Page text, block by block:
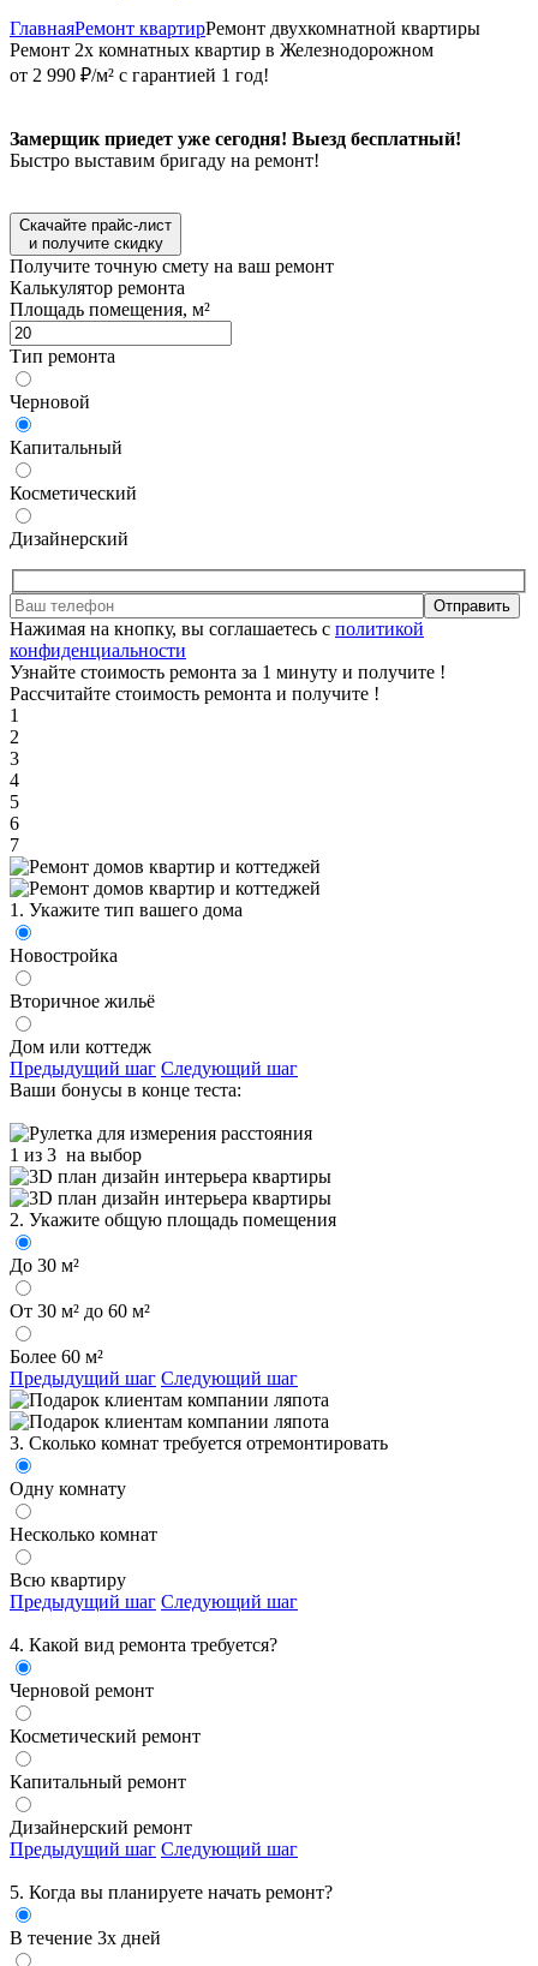
ГлавнаяРемонт квартирРемонт двухкомнатной квартиры
Ремонт 2х комнатных квартир в Железнодорожном
от 2 990 ₽/м² с гарантией 1 год!
Замерщик приедет уже сегодня! Выезд бесплатный!
Быстро выставим бригаду на ремонт!
Скачайте прайс-лист
и получите скидку
Получите точную смету на ваш ремонт
Калькулятор ремонта
Площадь помещения, м²
Тип ремонта
Черновой
Капитальный
Косметический
Дизайнерский
Отправить
Нажимая на кнопку, вы соглашаетесь с политикой
конфиденциальности
Узнайте стоимость ремонта за 1 минуту и получите !
Рассчитайте стоимость ремонта и получите !
1
2
3
4
5
6
7
1. Укажите тип вашего дома
Новостройка
Вторичное жильё
Дом или коттедж
Предыдущий шаг Следующий шаг
Ваши бонусы в конце теста:
1 из 3 на выбор
2. Укажите общую площадь помещения
До 30 м²
От 30 м² до 60 м²
Более 60 м²
Предыдущий шаг Следующий шаг
3. Сколько комнат требуется отремонтировать
Одну комнату
Несколько комнат
Всю квартиру
Предыдущий шаг Следующий шаг
4. Какой вид ремонта требуется?
Черновой ремонт
Косметический ремонт
Капитальный ремонт
Дизайнерский ремонт
Предыдущий шаг Следующий шаг
5. Когда вы планируете начать ремонт?
В течение 3х дней